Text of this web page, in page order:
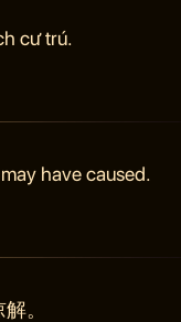
cư trú.
have caused.
。